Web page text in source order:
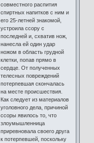
совместного распития
спиртных напитков с ним и
его 25-летней знакомой,
устроила ссору с
последней и, схватив нож,
нанесла ей один удар
ножом в область грудной
клетки, попав прямо в
сердце. От полученных
телесных повреждений
потерпевшая скончалась
на месте происшествия.
Как следует из материалов
уголовного дела, причиной
ссоры явилось то, что
злоумышленница
приревновала своего друга
к потерпевшей, поскольку